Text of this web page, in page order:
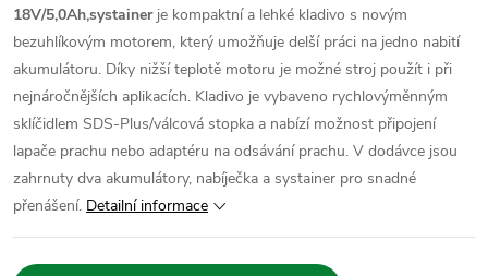
18V/5,0Ah,systainerje kompaktní a lehké kladivo s novým
bezuhlíkovým motorem, který umožňuje delší práci na jedno nabití
akumulátoru. Díky nižší teplotě motoru je možné stroj použít i při
nejnáročnějších aplikacích. Kladivo je vybaveno rychlovýměnným
sklíčidlem SDS-Plus/válcová stopka a nabízí možnost připojení
lapače prachu nebo adaptéru na odsávání prachu. V dodávce jsou
zahrnuty dva akumulátory, nabíječka a systainer pro snadné
přenášení. Detailní informace